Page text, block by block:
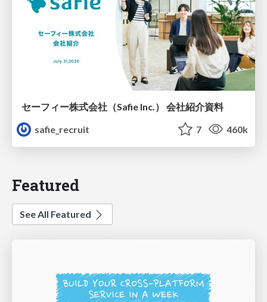
セーフィー株式会社（Safie Inc.） 会社紹介資料
safie_recruit
7 460k
Featured
See All Featured